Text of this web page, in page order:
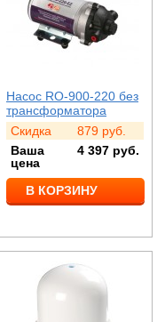
Насос RO-900-220 без
трансформатора
Скидка
879 руб.
Ваша
цена
4 397 руб.
В КОРЗИНУ